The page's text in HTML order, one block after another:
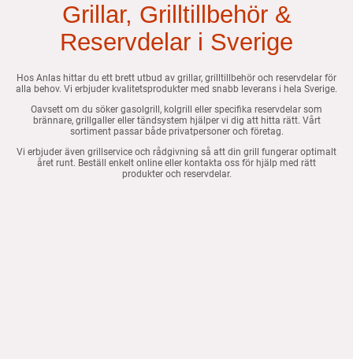
Grillar, Grilltillbehör &
Reservdelar i Sverige
Hos Anlas hittar du ett brett utbud av grillar, grilltillbehör och reservdelar för
alla behov. Vi erbjuder kvalitetsprodukter med snabb leverans i hela Sverige.
Oavsett om du söker gasolgrill, kolgrill eller specifika reservdelar som
brännare, grillgaller eller tändsystem hjälper vi dig att hitta rätt. Vårt
sortiment passar både privatpersoner och företag.
Vi erbjuder även grillservice och rådgivning så att din grill fungerar optimalt
året runt. Beställ enkelt online eller kontakta oss för hjälp med rätt
produkter och reservdelar.